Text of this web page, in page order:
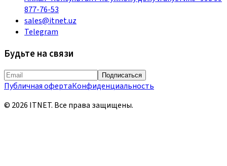
877-76-53
sales@itnet.uz
Telegram
Будьте на связи
Подписаться
Публичная офертаКонфиденциальность
© 2026 ITNET. Все права защищены.